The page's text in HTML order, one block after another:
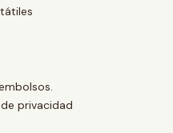
privacidad